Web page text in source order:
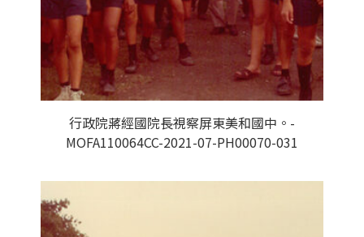
行政院蔣經國院長視察屏東美和國中。-
MOFA110064CC-2021-07-PH00070-031